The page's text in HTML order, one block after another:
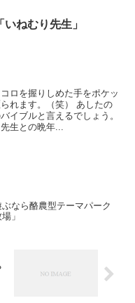
ねむり先生」
ロを握りしめた手をポケッ
れます。（笑） あしたの
イブルと言えるでしょう。
生との晩年...
なら酪農型テーマパーク
」